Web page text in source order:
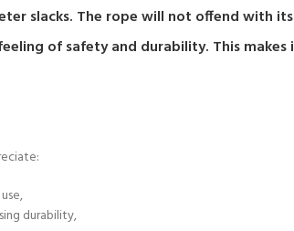
slacks. The rope will not offend with
of safety and durability. This
durability,